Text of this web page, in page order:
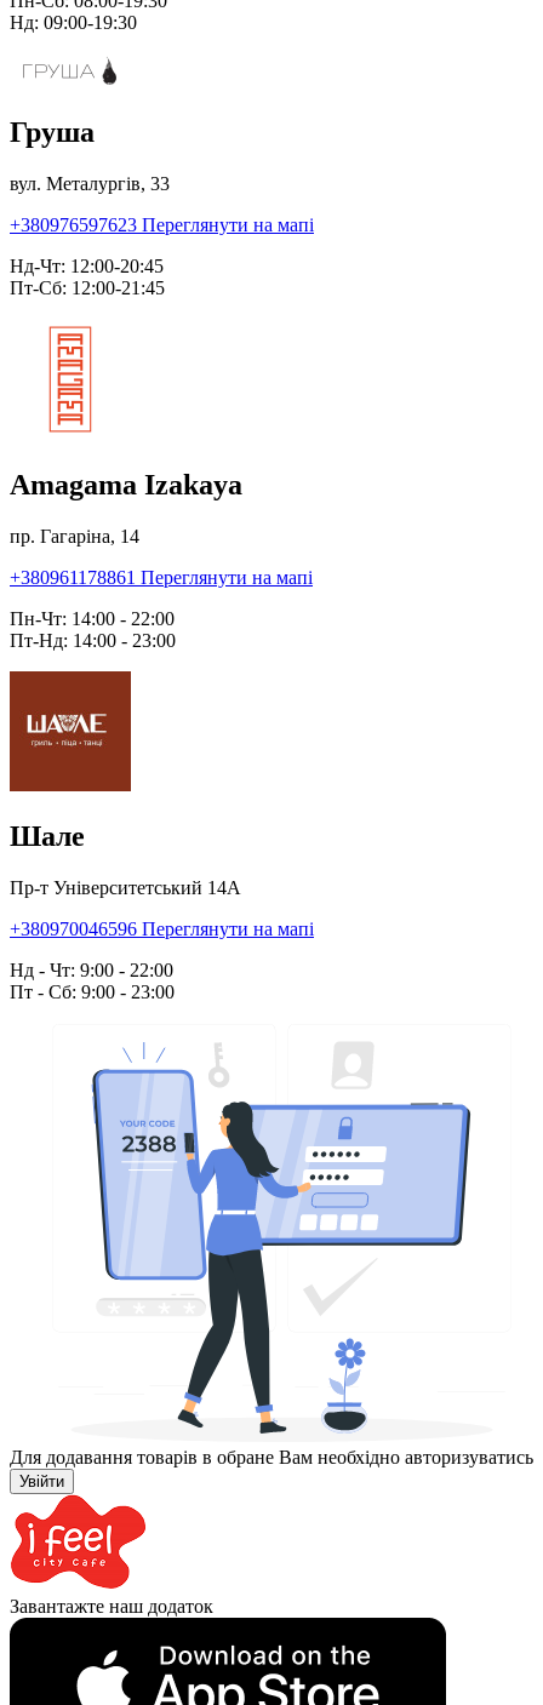
Нд: 09:00-19:30
Груша
вул. Металургів, 33
+380976597623 Переглянути на мапі
Нд-Чт: 12:00-20:45
Пт-Сб: 12:00-21:45
Amagama Izakaya
пр. Гагаріна, 14
+380961178861 Переглянути на мапі
Пн-Чт: 14:00 - 22:00
Пт-Нд: 14:00 - 23:00
Шале
Пр-т Університетський 14А
+380970046596 Переглянути на мапі
Нд - Чт: 9:00 - 22:00
Пт - Сб: 9:00 - 23:00
Для додавання товарів в обране Вам необхідно авторизуватись
Увійти
Завантажте наш додаток